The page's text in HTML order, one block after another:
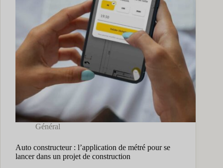
Général
Auto constructeur : l’application de métré pour se
lancer dans un projet de construction